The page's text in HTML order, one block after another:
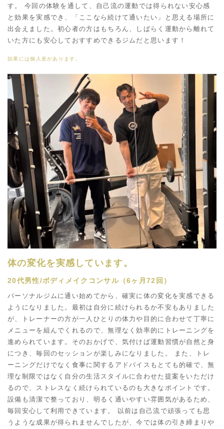
す。 今回の体験を通して、自己流の運動では得られない安心感
と効果を実感でき、「ここなら続けて通いたい」と思える場所に
出会えました。初心者の方はもちろん、しばらく運動から離れて
いた方にも安心しておすすめできるジムだと思います！
効果には個人差があります。
体の変化を実感しています。
20代男性/ボディメイクコンサル（6ヶ月72回）
パーソナルジムに通い始めてから、確実に体の変化を実感できる
ようになりました。最初は自分に続けられるか不安もありました
が、トレーナーの方が一人ひとりの体力や目的に合わせて丁寧に
メニューを組んでくれるので、無理なく効率的にトレーニングを
進められています。そのおかげで、気付けば運動習慣が自然と身
につき、毎回のセッションが楽しみになりました。 また、トレ
ーニングだけでなく食事に関するアドバイスもとても的確で、無
理な制限ではなく自分の生活スタイルに合わせた提案をいただけ
るので、ストレスなく続けられているのも大きなポイントです。
設備も清潔で整っており、明るく通いやすい雰囲気があるため、
毎回安心して利用できています。 以前は自己流で頑張っても思
うような成果が得られませんでしたが、今では体の引き締まりや